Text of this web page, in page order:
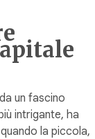
un fascino
intrigante, ha
la piccola,